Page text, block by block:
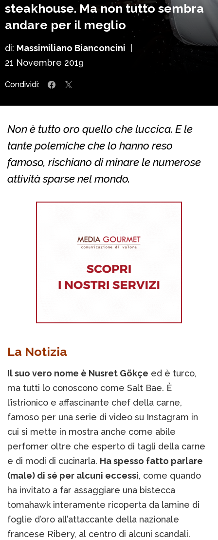
steakhouse. Ma non tutto sembra
andare per il meglio
di: Massimiliano Bianconcini
21 Novembre 2019
Condividi:
Non è tutto oro quello che luccica. E le
tante polemiche che lo hanno reso
famoso, rischiano di minare le numerose
attività sparse nel mondo.
La Notizia
Il suo vero nome è Nusret Gökçe ed è turco,
ma tutti lo conoscono come Salt Bae. È
l’istrionico e affascinante chef della carne,
famoso per una serie di video su Instagram in
cui si mette in mostra anche come abile
perfomer oltre che esperto di tagli della carne
e di modi di cucinarla. Ha spesso fatto parlare
(male) di sé per alcuni eccessi, come quando
ha invitato a far assaggiare una bistecca
tomahawk interamente ricoperta da lamine di
foglie d’oro all’attaccante della nazionale
francese Ribery, al centro di alcuni scandali.